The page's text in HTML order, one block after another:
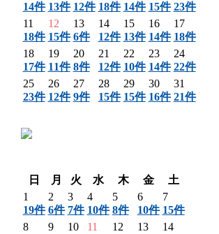
14件 13件 12件 18件 14件 15件 23件
11
18件
12
15件
13
6件
14
12件
15
13件
16
14件
17
18件
18
17件
19
11件
20
8件
21
12件
22
10件
23
14件
24
22件
25
23件
26
12件
27
9件
28
15件
29
15件
30
16件
31
21件
日
月 火 水 木 金
土
1
19件
2
6件
3
7件
4
10件
5
8件
6
10件
7
15件
8
9
10
11
12
13
14